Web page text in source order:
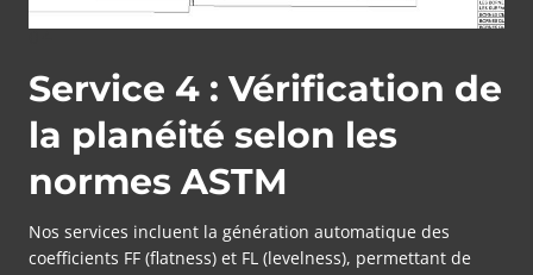
Service 4 : Vérification de
la planéité selon les
normes ASTM
Nos services incluent la génération automatique des
coefficients FF (flatness) et FL (levelness), permettant de